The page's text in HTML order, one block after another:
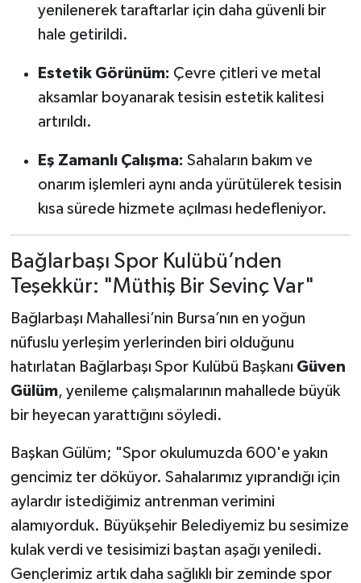
yenilenerek taraftarlar için daha güvenli bir
hale getirildi.
Estetik Görünüm: Çevre çitleri ve metal
aksamlar boyanarak tesisin estetik kalitesi
artırıldı.
Eş Zamanlı Çalışma: Sahaların bakım ve
onarım işlemleri aynı anda yürütülerek tesisin
kısa sürede hizmete açılması hedefleniyor.
Bağlarbaşı Spor Kulübü’nden
Teşekkür: "Müthiş Bir Sevinç Var"
Bağlarbaşı Mahallesi’nin Bursa’nın en yoğun
nüfuslu yerleşim yerlerinden biri olduğunu
hatırlatan Bağlarbaşı Spor Kulübü Başkanı Güven
Gülüm, yenileme çalışmalarının mahallede büyük
bir heyecan yarattığını söyledi.
Başkan Gülüm; "Spor okulumuzda 600'e yakın
gencimiz ter döküyor. Sahalarımız yıprandığı için
aylardır istediğimiz antrenman verimini
alamıyorduk. Büyükşehir Belediyemiz bu sesimize
kulak verdi ve tesisimizi baştan aşağı yeniledi.
Gençlerimiz artık daha sağlıklı bir zeminde spor